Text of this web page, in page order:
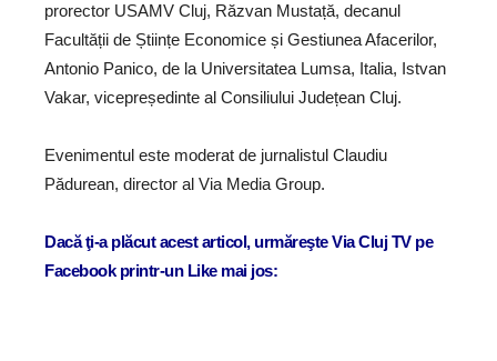
prorector USAMV Cluj, Răzvan Mustață, decanul
Facultății de Științe Economice și Gestiunea Afacerilor,
Antonio Panico, de la Universitatea Lumsa, Italia, Istvan
Vakar, vicepreședinte al Consiliului Județean Cluj.
Evenimentul este moderat de jurnalistul Claudiu
Pădurean, director al Via Media Group.
Dacă ţi-a plăcut acest articol, urmăreşte Via Cluj TV pe
Facebook printr-un Like mai jos: